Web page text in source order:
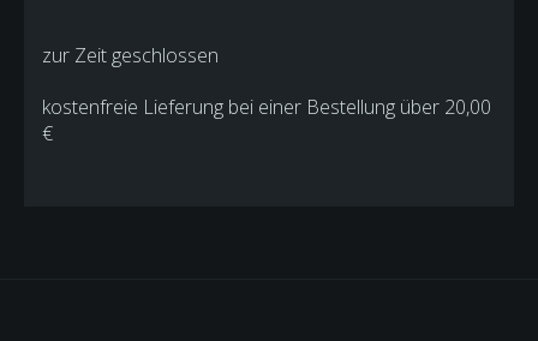
zur Zeit geschlossen
kostenfreie Lieferung bei einer Bestellung über 20,00
€